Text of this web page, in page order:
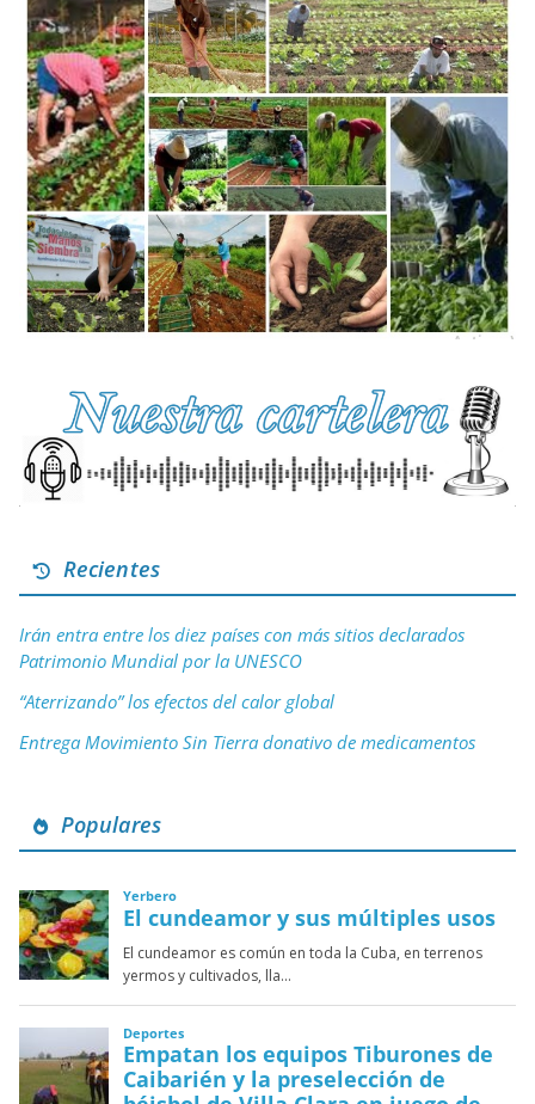
Recientes
Irán entra entre los diez países con más sitios declarados
Patrimonio Mundial por la UNESCO
“Aterrizando” los efectos del calor global
Entrega Movimiento Sin Tierra donativo de medicamentos
Populares